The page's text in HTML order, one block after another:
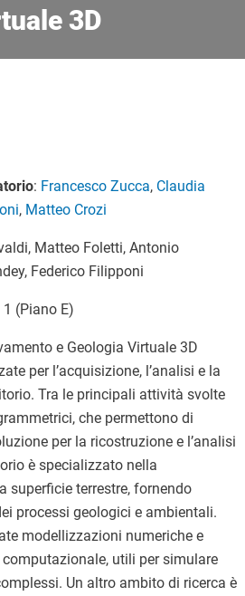
3D
social
: Francesco Zucca, Claudia
, Matteo Crozi
Matteo Foletti, Antonio
Federico Filipponi
1 (Piano E)
e Geologia Virtuale 3D
per l’acquisizione, l’analisi e la
Tra le principali attività svolte
che permettono di
per la ricostruzione e l’analisi
è specializzato nella
superficie terrestre, fornendo
processi geologici e ambientali.
modellizzazioni numeriche e
utili per simulare
Un altro ambito di ricerca è